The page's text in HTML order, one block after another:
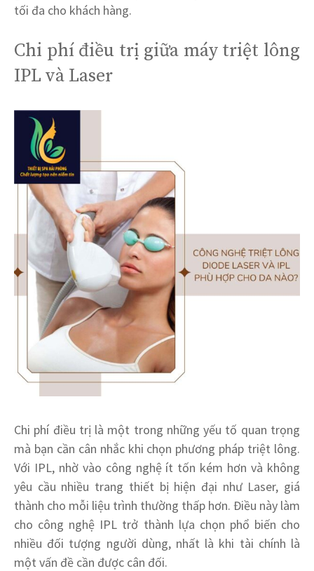
tối đa cho khách hàng.
Chi phí điều trị giữa máy triệt lông
IPL và Laser
Chi phí điều trị là một trong những yếu tố quan trọng
mà bạn cần cân nhắc khi chọn phương pháp triệt lông.
Với IPL, nhờ vào công nghệ ít tốn kém hơn và không
yêu cầu nhiều trang thiết bị hiện đại như Laser, giá
thành cho mỗi liệu trình thường thấp hơn. Điều này làm
cho công nghệ IPL trở thành lựa chọn phổ biến cho
nhiều đối tượng người dùng, nhất là khi tài chính là
một vấn đề cần được cân đối.